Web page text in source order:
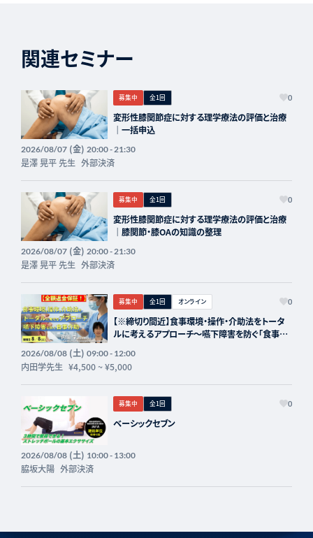
関連セミナー
募集中 全1回 0
変形性膝関節症に対する理学療法の評価と治療
｜一括申込
2026/08/07(金) 20:00 - 21:30
是澤 晃平 先生 外部決済
募集中 全1回 0
変形性膝関節症に対する理学療法の評価と治療
｜膝関節・膝OAの知識の整理
2026/08/07(金) 20:00 - 21:30
是澤 晃平 先生 外部決済
募集中 全1回 オンライン 0
【※締切り間近】食事環境・操作・介助法をトータ
ルに考えるアプローチ～嚥下障害を防ぐ「食事介
フォーライフ】
2026/08/08(土) 09:00 - 12:00
内田学先生 ¥4,500~¥5,000
募集中 全1回 0
ベーシックセブン
2026/08/08(土) 10:00 - 13:00
脇坂大陽 外部決済